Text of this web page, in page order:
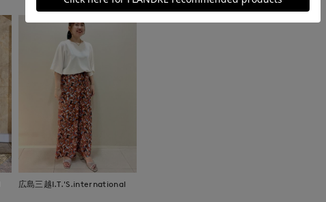
広島三越I.T.'S.international